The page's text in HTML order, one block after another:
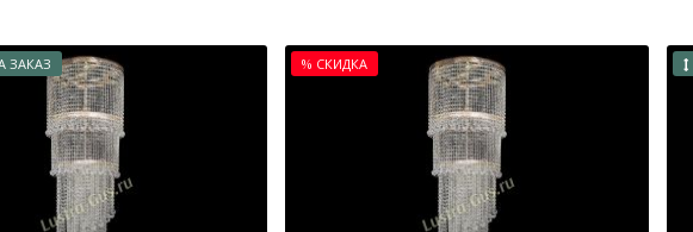
ЗАКАЗ % СКИДКА